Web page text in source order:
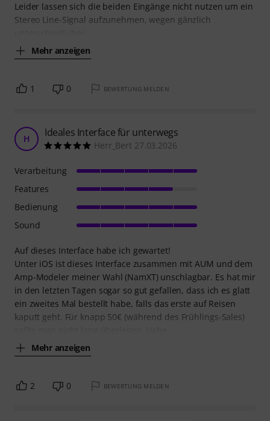
Leider lassen sich die beiden Eingänge nicht nutzen um ein
Stereo Line-Signal aufzunehmen, wegen gänzlich
Mehr anzeigen
1 0 BEWERTUNG MELDEN
H Ideales Interface für unterwegs
Herr_Bert 27.03.2026
Auf dieses Interface habe ich gewartet!
Unter iOS ist dieses Interface zusammen mit AUM und dem
Amp-Modeler meiner Wahl (NamXT) unschlagbar. Es hat mir
in den letzten Tagen sogar so gut gefallen, dass ich es glatt
ein zweites Mal bestellt habe, falls das erste auf Reisen
kaputt geht. Für knapp 50€ (während des Frühlings-Sales)
Mehr anzeigen
Verarbeitung
Features
Bedienung
Sound
2 0 BEWERTUNG MELDEN